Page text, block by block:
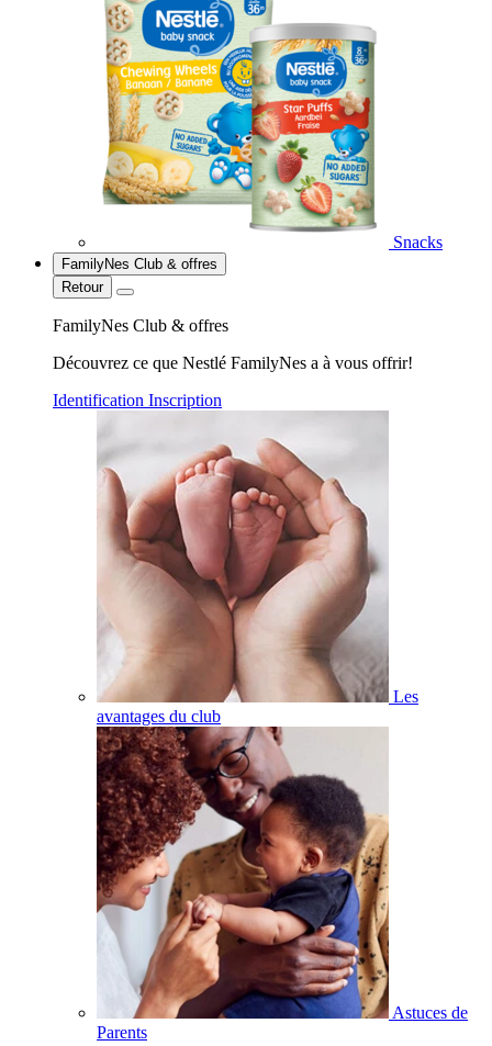
Snacks
FamilyNes Club & offres
Retour
FamilyNes Club & offres
Découvrez ce que Nestlé FamilyNes a à vous offrir!
Identification Inscription
Les
avantages du club
Astuces de
Parents